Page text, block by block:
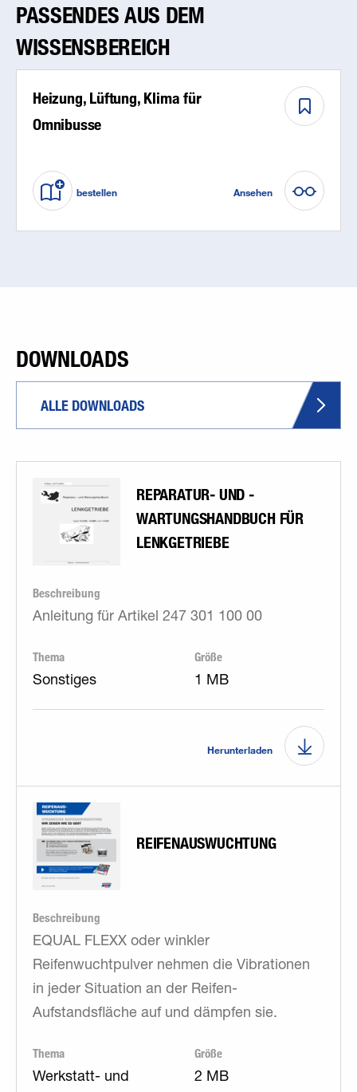
PASSENDES AUS DEM
WISSENSBEREICH
Heizung, Lüftung, Klima für
Omnibusse
bestellen Ansehen
DOWNLOADS
ALLE DOWNLOADS
REPARATUR- UND ­
WARTUNGSHANDBUCH FÜR
LENKGETRIEBE
Beschreibung
Anleitung für Artikel 247 301 100 00
Thema
Sonstiges
Größe
1 MB
Herunterladen
REIFENAUSWUCHTUNG
Beschreibung
EQUAL FLEXX oder winkler
Reifenwuchtpulver nehmen die Vibrationen
in jeder Situation an der Reifen-
Aufstandsfläche auf und dämpfen sie.
Thema
Werkstatt- und
Größe
2 MB